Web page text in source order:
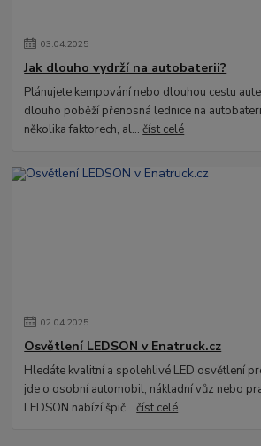
03.04.2025
Jak dlouho vydrží na autobaterii?
Plánujete kempování nebo dlouhou cestu
dlouho poběží přenosná lednice na
několika faktorech, al...číst celé
02.04.2025
Osvětlení LEDSON v Enatruck.cz
Hledáte kvalitní a spolehlivé LED osvětlení
jde o osobní automobil, nákladní vůz nebo
LEDSON nabízí špič...číst celé